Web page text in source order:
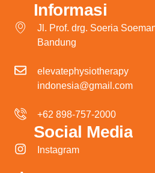
Informasi
Jl. Prof. drg. Soeria
Bandung
elevatephysiotherapy
indonesia@gmail.com
+62 898-757-2000
Social Media
Instagram